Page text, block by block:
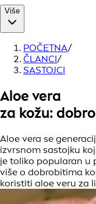
Više
POČETNA/
ČLANCI/
SASTOJCI
Aloe vera
za kožu:
Aloe vera se
izvrsnom sastojku
je toliko popularan u
više o dobrobitima
koristiti aloe veru za